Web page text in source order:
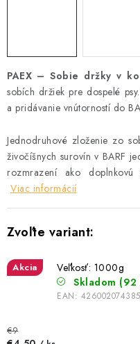
PAEX – Sobie držky v
sobích držiek pre dospelé
a pridávanie vnútorností do
Jednodruhové zloženie zo
živočíšnych surovín v BARF
rozmrazení ako
Viac informácií
Akcia
Veľkosť: 1000g
Skladom (92
EAN:
€9